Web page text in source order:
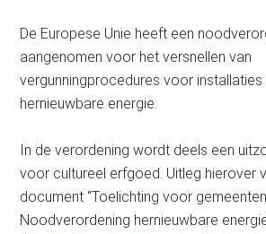
De Europese Unie heeft een
aangenomen voor het versnellen van
vergunningprocedures voor
hernieuwbare energie.
In de verordening wordt deels een
voor cultureel erfgoed. Uitleg hierover
document “Toelichting voor
Noodverordening hernieuwbare